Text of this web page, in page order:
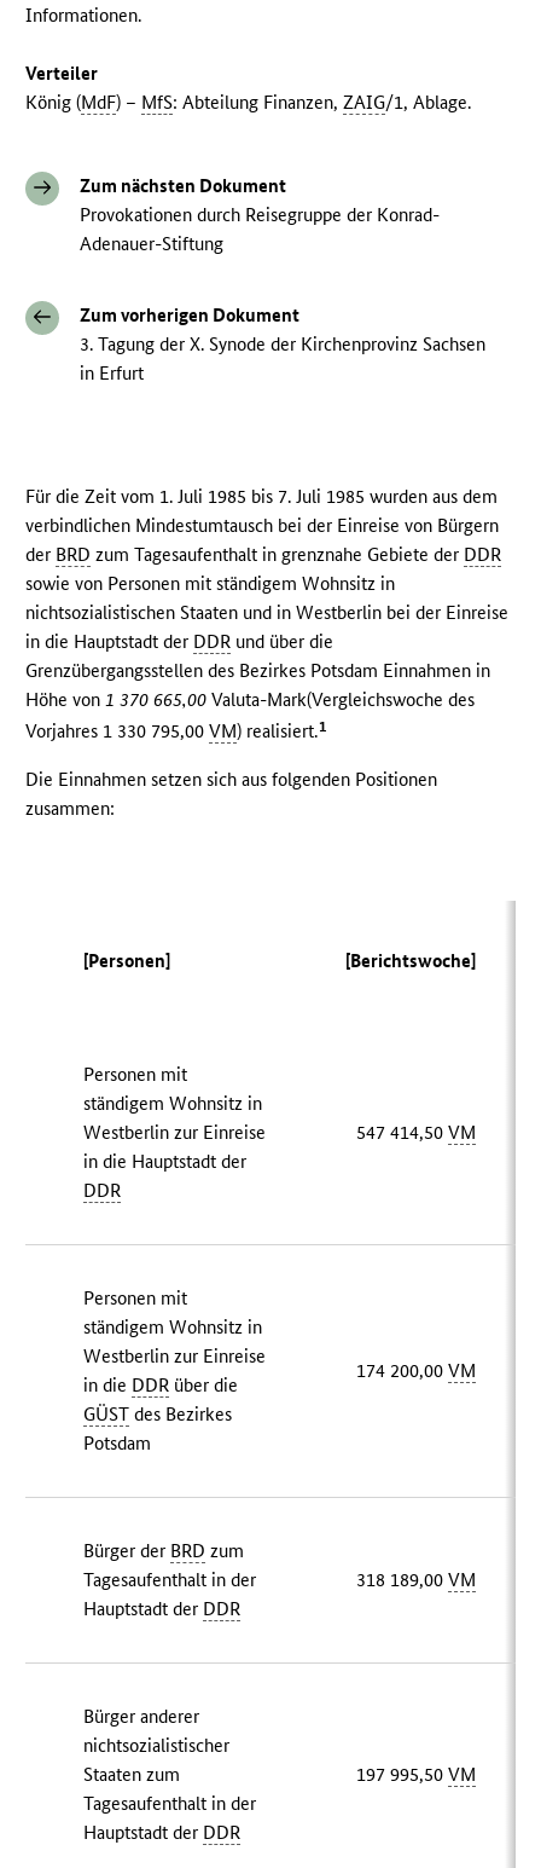
Informationen.
Verteiler
König (MdF) – MfS: Abteilung Finanzen,ZAIG/1, Ablage.
Zum nächsten Dokument
Provokationen durch Reisegruppe der Konrad-
Adenauer-Stiftung
Zum vorherigen Dokument
3. Tagung der X. Synode der Kirchenprovinz Sachsen
in Erfurt
Für die Zeit vom 1. Juli 1985 bis 7. Juli 1985 wurden aus dem
verbindlichen Mindestumtausch bei der Einreise von Bürgern
der BRD zum Tagesaufenthalt in grenznahe Gebiete der DDR
sowie von Personen mit ständigem Wohnsitz in
nichtsozialistischen Staaten und in Westberlin bei der Einreise
in die Hauptstadt der DDR und über die
Grenzübergangsstellen des Bezirkes Potsdam Einnahmen in
Höhe von1 370 665,00 Valuta-Mark(Vergleichswoche des
Vorjahres 1 330 795,00VM) realisiert.1
Die Einnahmen setzen sich aus folgenden Positionen
zusammen:
[Personen] [Berichtswoche]
Personen mit
ständigem Wohnsitz in
Westberlin zur Einreise
in die Hauptstadt der
DDR
547 414,50VM
Personen mit
ständigem Wohnsitz in
Westberlin zur Einreise
in die DDR über die
GÜST des Bezirkes
Potsdam
174 200,00VM
Bürger der BRD zum
Tagesaufenthalt in der
Hauptstadt der DDR
318 189,00VM
Bürger anderer
nichtsozialistischer
Staaten zum
Tagesaufenthalt in der
Hauptstadt der DDR
197 995,50VM